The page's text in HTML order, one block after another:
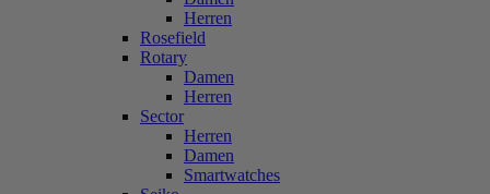
Herren
Rosefield
Rotary
Damen
Herren
Sector
Herren
Damen
Smartwatches